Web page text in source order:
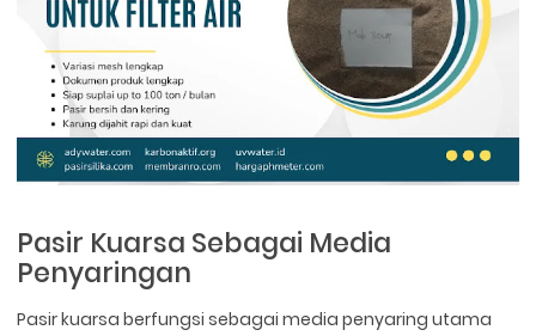
Pasir Kuarsa Sebagai Media
Penyaringan
Pasir kuarsa berfungsi sebagai media penyaring utama